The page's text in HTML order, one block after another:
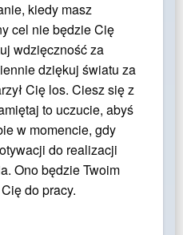
kiedy masz
cel nie będzie Cię
wdzięczność za
dziękuj światu za
Cię los. Ciesz się z
to uczucie, abyś
w momencie, gdy
do realizacji
Ono będzie Twoim
do pracy.